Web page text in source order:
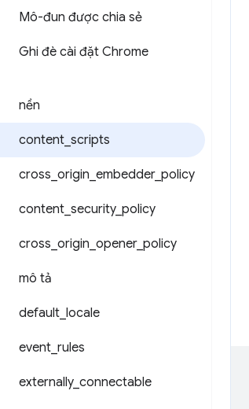
Mô-đun được chia sẻ
Ghi đè cài đặt Chrome
nền
content scripts
cross origin embedder_ policy
content security_ policy
cross origin opener_ policy
mô tả
default locale
event rules
externally_ connectable